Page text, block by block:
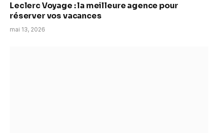
Leclerc Voyage : la meilleure agence pour
réserver vos vacances
mai 13, 2026